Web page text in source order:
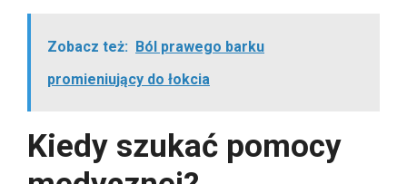
Zobacz też: Ból prawego barku
promieniujący do łokcia
Kiedy szukać pomocy